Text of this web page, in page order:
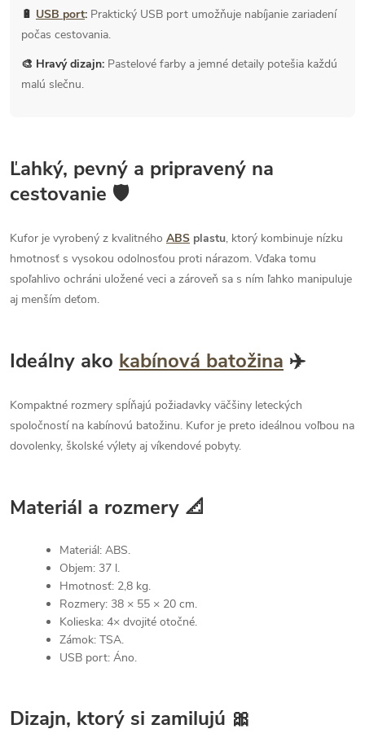
🔋 USB port: Praktický USB port umožňuje nabíjanie zariadení
počas cestovania.
🎨 Hravý dizajn: Pastelové farby a jemné detaily potešia každú
malú slečnu.
Ľahký, pevný a pripravený na
cestovanie 🛡
Kufor je vyrobený z kvalitného ABS plastu, ktorý kombinuje nízku
hmotnosť s vysokou odolnosťou proti nárazom. Vďaka tomu
spoľahlivo ochráni uložené veci a zároveň sa s ním ľahko manipuluje
aj menším deťom.
Ideálny ako kabínová batožina ✈️
Kompaktné rozmery spĺňajú požiadavky väčšiny leteckých
spoločností na kabínovú batožinu. Kufor je preto ideálnou voľbou na
dovolenky, školské výlety aj víkendové pobyty.
Materiál a rozmery 📐
Materiál: ABS.
Objem: 37 l.
Hmotnosť: 2,8 kg.
Rozmery: 38 × 55 × 20 cm.
Kolieska: 4× dvojité otočné.
Zámok: TSA.
USB port: Áno.
Dizajn, ktorý si zamilujú 🎀